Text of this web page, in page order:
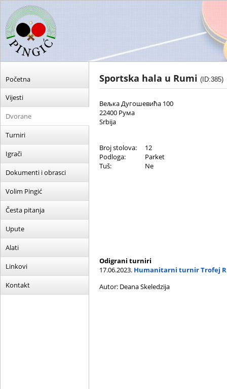
Početna
Vijesti
Dvorane
Turniri
Igrači
Dokumenti i obrasci
Volim Pingić
Česta pitanja
Upute
Alati
Linkovi
Kontakt
Sportska hala u Rumi (ID:385)
Вељка Дугошевића 100
22400 Рума
Srbija
Broj stolova:
12
Podloga:
Parket
Tuš:
Ne
Odigrani turniri
17.06.2023. Humanitarni turnir Trofej
Autor: Deana Skeledzija